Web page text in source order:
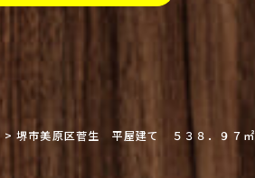
>堺市美原区菅生 平屋建て ５３８．９７㎡